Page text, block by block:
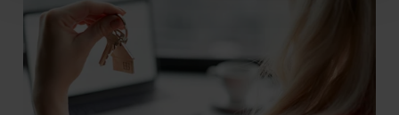
en om ons websiteverkeer te analyseren. Ook delen we
informatie over uw gebruik van onze site met onze
partners voor social media, adverteren en analyse. Deze
partners kunnen deze gegevens combineren met andere
informatie die u aan ze heeft verstrekt of die ze hebben